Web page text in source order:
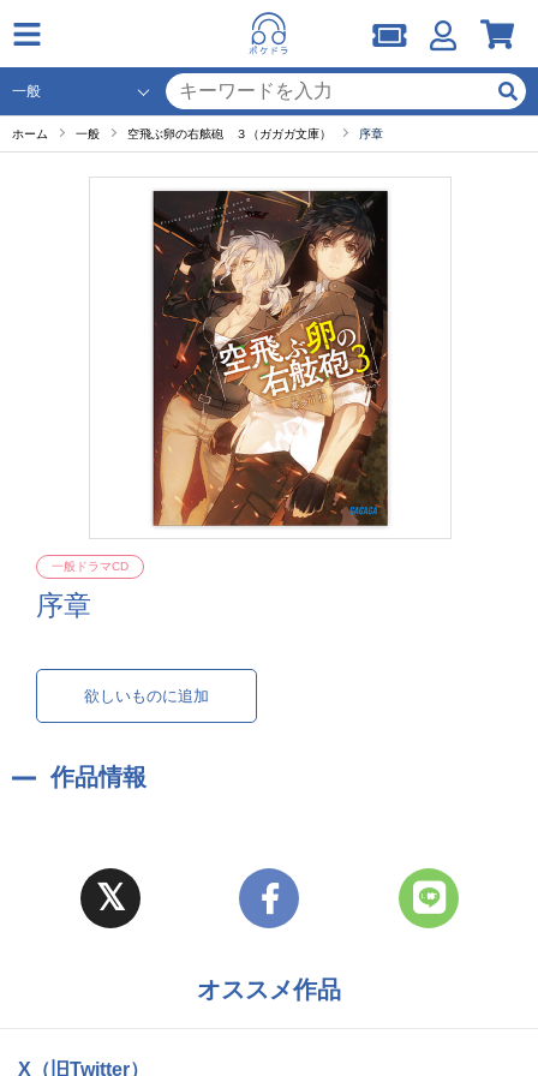
ホーム 一般 空飛ぶ卵の右舷砲 ３（ガガガ文庫） 序章
序章
一般ドラマCD
欲しいものに追加
作品情報
オススメ作品
X（旧Twitter）